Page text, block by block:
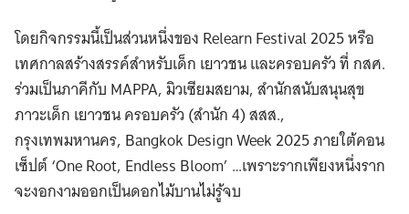
โดยกิจกรรมนี้เป็นส่วนหนึ่งของ Relearn Festival 2025 หรือ
เทศกาลสร้างสรรค์สำหรับเด็ก เยาวชน และครอบครัว ที่ กสศ.
ร่วมเป็นภาคีกับ MAPPA, มิวเซียมสยาม, สำนักสนับสนุนสุข
ภาวะเด็ก เยาวชน ครอบครัว (สำนัก 4) สสส.,
กรุงเทพมหานคร, Bangkok Design Week 2025 ภายใต้คอน
เซ็ปต์ ‘One Root, Endless Bloom’ …เพราะรากเพียงหนึ่งราก
จะงอกงามออกเป็นดอกไม้บานไม่รู้จบ